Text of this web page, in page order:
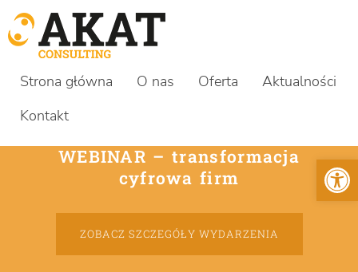
Strona główna O nas Oferta
Aktualności
Kontakt
WEBINAR – transformacja
cyfrowa firm
ZOBACZ SZCZEGÓŁY WYDARZENIA